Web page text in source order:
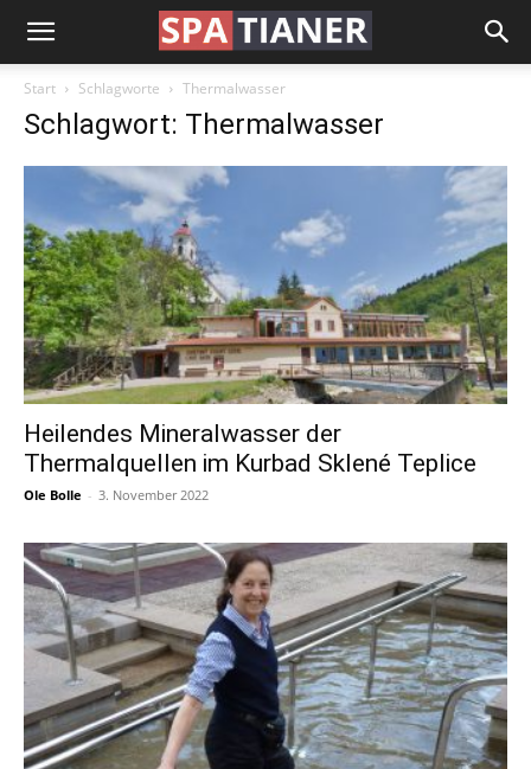
Start Schlagworte Thermalwasser
Schlagwort: Thermalwasser
Heilendes Mineralwasser der
Thermalquellen im Kurbad Sklené Teplice
Ole Bolle - 3. November 2022